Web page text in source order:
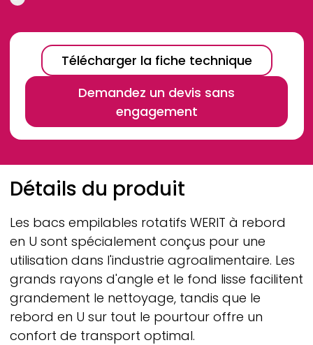
Télécharger la fiche technique
Demandez un devis sans
engagement
Breadcrumb
Détails du produit
Les bacs empilables rotatifs WERIT à rebord
en U sont spécialement conçus pour une
utilisation dans l'industrie agroalimentaire. Les
grands rayons d'angle et le fond lisse facilitent
grandement le nettoyage, tandis que le
rebord en U sur tout le pourtour offre un
confort de transport optimal.